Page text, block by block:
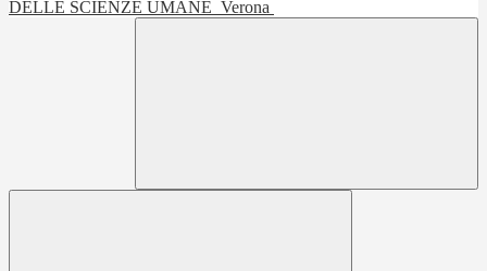
DELLE SCIENZE UMANE Verona